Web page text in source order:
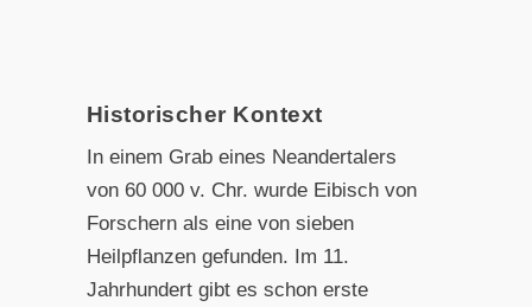
Historischer Kontext
In einem Grab eines Neandertalers
von 60 000 v. Chr. wurde Eibisch von
Forschern als eine von sieben
Heilpflanzen gefunden. Im 11.
Jahrhundert gibt es schon erste